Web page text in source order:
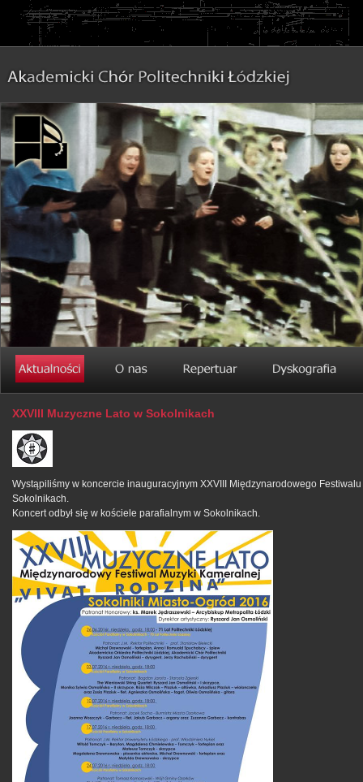
XXVIII Muzyczne Lato w Sokolnikach
Wystąpiliśmy w koncercie inauguracyjnym XXVIII Międzynarodowego
Sokolnikach.
Koncert odbył się w kościele parafialnym w Sokolnikach.